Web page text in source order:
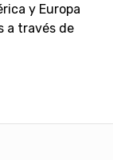
y Europa
a través de